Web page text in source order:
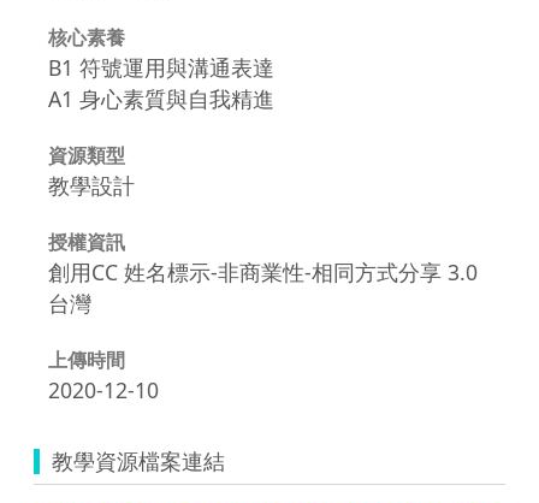
核心素養
B1 符號運用與溝通表達
A1 身心素質與自我精進
資源類型
教學設計
授權資訊
創用CC 姓名標示-非商業性-相同方式分享 3.0
台灣
上傳時間
2020-12-10
教學資源檔案連結